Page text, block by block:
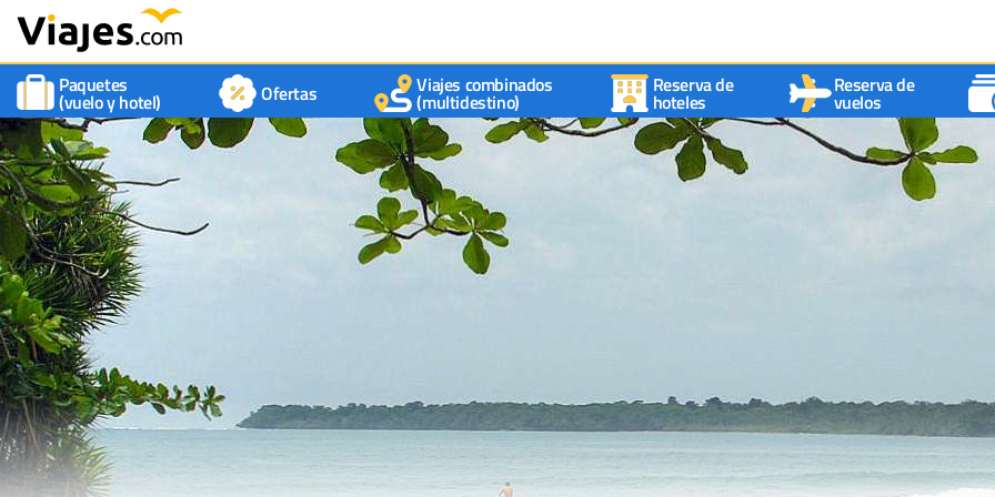
Paquetes
(vuelo y hotel) Ofertas Viajes combinados
(multidestino)
Reserva de
hoteles
Reserva de
vuelos